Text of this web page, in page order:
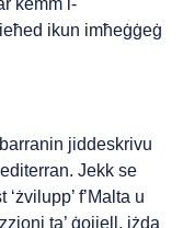
kemm l-
ikun imħeġġeġ
jiddeskrivu
Jekk se
f’Malta u
ta’ ġojjell, iżda